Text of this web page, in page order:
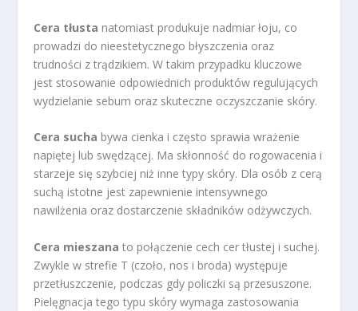
Cera tłusta natomiast produkuje nadmiar łoju, co
prowadzi do nieestetycznego błyszczenia oraz
trudności z trądzikiem. W takim przypadku kluczowe
jest stosowanie odpowiednich produktów regulujących
wydzielanie sebum oraz skuteczne oczyszczanie skóry.
Cera sucha bywa cienka i często sprawia wrażenie
napiętej lub swędzącej. Ma skłonność do rogowacenia i
starzeje się szybciej niż inne typy skóry. Dla osób z cerą
suchą istotne jest zapewnienie intensywnego
nawilżenia oraz dostarczenie składników odżywczych.
Cera mieszana to połączenie cech cer tłustej i suchej.
Zwykle w strefie T (czoło, nos i broda) występuje
przetłuszczenie, podczas gdy policzki są przesuszone.
Pielęgnacja tego typu skóry wymaga zastosowania